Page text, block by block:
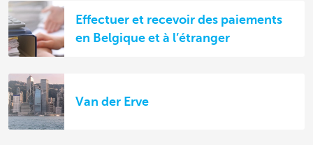
Effectuer et recevoir des paiements
en Belgique et à l’étranger
Van der Erve